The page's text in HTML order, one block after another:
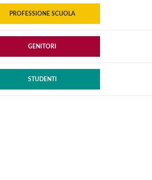
PROFESSIONE SCUOLA
GENITORI
STUDENTI